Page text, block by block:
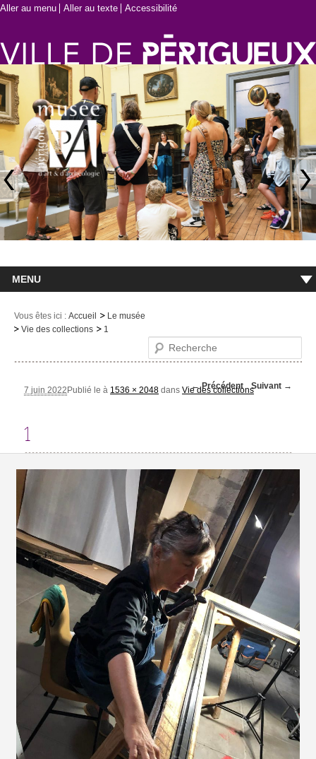
Aller au menu Aller au texte Accessibilité
MENU
Le musée
Visites et activités
Evénements et expositions
Vous êtes ici : Accueil
Le musée
Vie des collections
1
Recherche
Navigation des
← Précédent Suivant →
1
Publié le
7 juin 2022 à 1536 × 2048 dansVie des collections